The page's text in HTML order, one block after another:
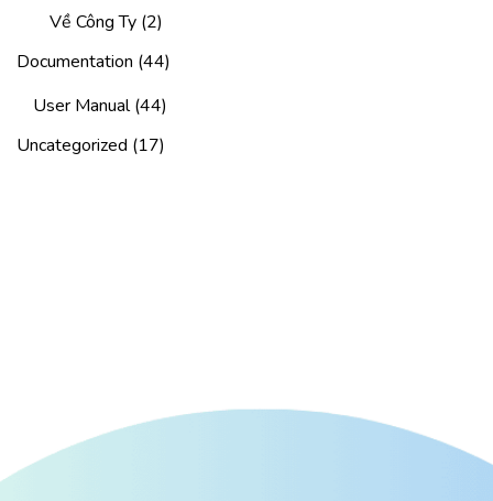
Về Công Ty (2)
Documentation (44)
User Manual(44)
Uncategorized (17)